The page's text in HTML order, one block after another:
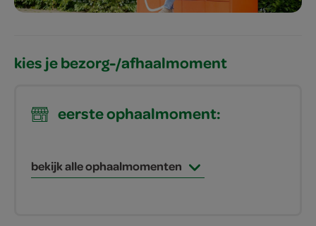
kies je bezorg-/afhaalmoment
eerste ophaalmoment:
bekijk alle ophaalmomenten